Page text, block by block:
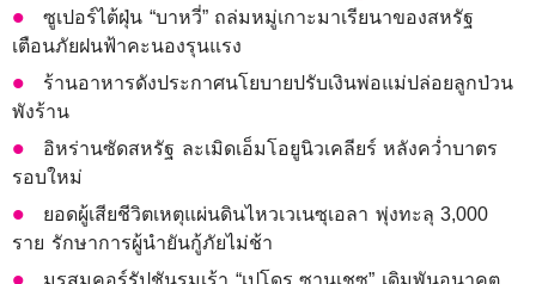
ซูเปอร์ไต้ฝุ่น “บาหวี่” ถล่มหมู่เกาะมาเรียนาของสหรัฐ
เตือนภัยฝนฟ้าคะนองรุนแรง
ร้านอาหารดังประกาศนโยบายปรับเงินพ่อแม่ปล่อยลูกป่วน
พังร้าน
อิหร่านซัดสหรัฐ ละเมิดเอ็มโอยูนิวเคลียร์ หลังคว่ำบาตร
รอบใหม่
ยอดผู้เสียชีวิตเหตุแผ่นดินไหวเวเนซุเอลา พุ่งทะลุ 3,000
ราย รักษาการผู้นำยันกู้ภัยไม่ช้า